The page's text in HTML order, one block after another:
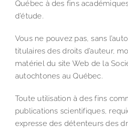
Québec à des fins
d’étude.
Vous ne pouvez pas, sans
titulaires des droits d’auteur,
matériel du site Web de la
autochtones au Québec.
Toute utilisation à des fins
publications scientifiques,
expresse des détenteurs des